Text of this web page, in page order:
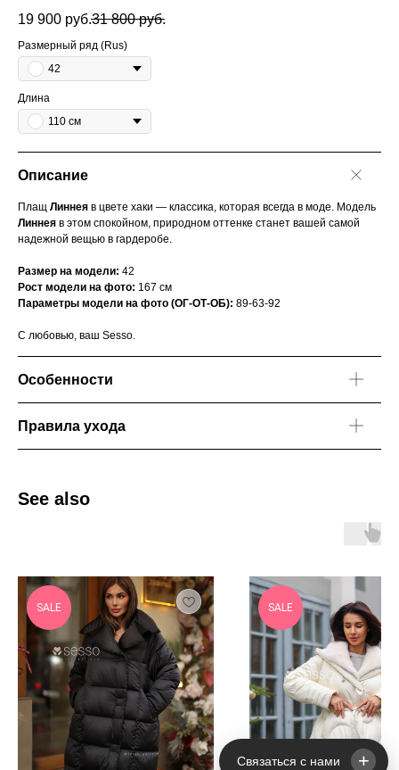
19 900 руб.31 800 руб.
Размерный ряд (Rus)
42
Длина
110 см
Описание
Плащ Линнея в цвете хаки — классика, которая всегда в моде. Модель
Линнея в этом спокойном, природном оттенке станет вашей самой
надежной вещью в гардеробе.
Размер на модели: 42
Рост модели на фото: 167 см
Параметры модели на фото (ОГ-ОТ-ОБ): 89-63-92
С любовью, ваш Sesso.
Особенности
Правила ухода
See also
SALE SALE
Связаться с нами +